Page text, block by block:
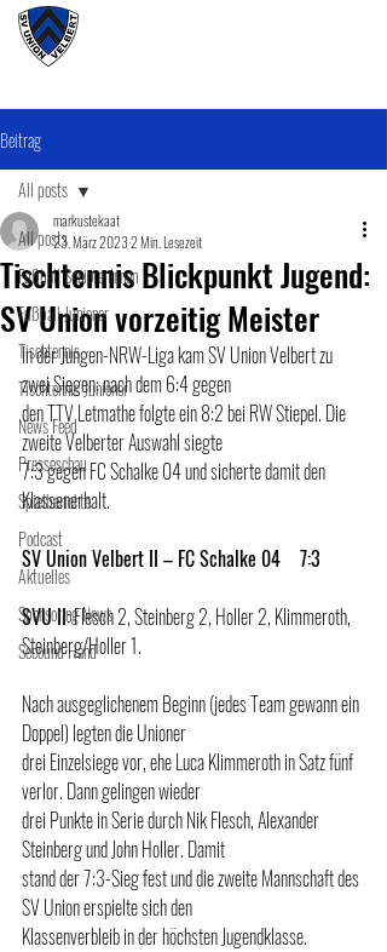
Beitrag
All posts
Fußball SeniorenInnen
Fußball Junioner
Tischtennis
Tischtennis Junioner
News Feed
Presseschau
Spielberichte
Podcast
Aktuelles
Sponsoring News
Secound Hand
All posts
Tischtennis Blickpunkt Jugend:
SV Union vorzeitig Meister
markustekaat
23. März 20232 Min. Lesezeit
In der Jungen-NRW-Liga kam SV Union Velbert zu
zwei Siegen: nach dem 6:4 gegen
den TTV Letmathe folgte ein 8:2 bei RW Stiepel. Die
zweite Velberter Auswahl siegte
7:3 gegen FC Schalke 04 und sicherte damit den
Klassenerhalt.
SV Union Velbert II – FC Schalke 04    7:3
SVU II: Flesch 2, Steinberg 2, Holler 2, Klimmeroth,
Steinberg/Holler 1.
Nach ausgeglichenem Beginn (jedes Team gewann ein
Doppel) legten die Unioner
drei Einzelsiege vor, ehe Luca Klimmeroth in Satz fünf
verlor. Dann gelingen wieder
drei Punkte in Serie durch Nik Flesch, Alexander
Steinberg und John Holler. Damit
stand der 7:3-Sieg fest und die zweite Mannschaft des
SV Union erspielte sich den
Klassenverbleib in der höchsten Jugendklasse.